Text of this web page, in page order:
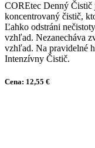
COREtec Denný Čistič
koncentrovaný čistič,
Ľahko odstráni
vzhľad. Nezanecháva
vzhľad. Na pravidelné
Intenzívny Čistič.
Cena: 12,55 €